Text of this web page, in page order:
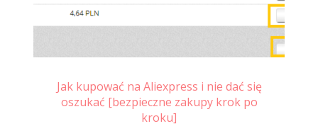
Jak kupować na Aliexpress i nie dać się
oszukać [bezpieczne zakupy krok po
kroku]